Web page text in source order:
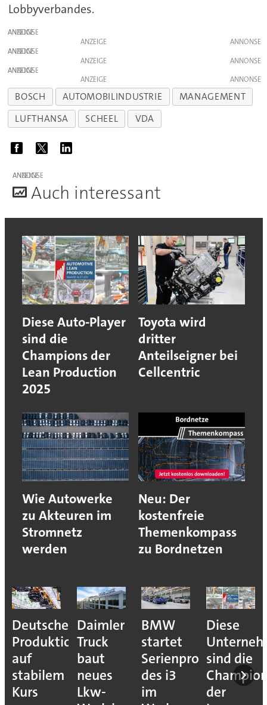
Lobbyverbandes.
ANZEIGE
ANZEIGE
ANZEIGE
ANZEIGE
ANZEIGE
ANZEIGE
BOSCH AUTOMOBILINDUSTRIE
MANAGEMENT
LUFTHANSA
SCHEEL VDA
ANZEIGE
Auch interessant
Diese Auto-Player
sind die
Champions der
Lean Production
2025
Toyota wird
dritter
Anteilseigner bei
Cellcentric
Wie Autowerke
zu Akteuren im
Stromnetz
werden
Neu: Der
kostenfreie
Themenkompass
zu Bordnetzen
Deutsche
Produktion
auf
stabilem
Kurs
Daimler
Truck
baut
neues
Lkw-
BMW
startet
Serienproduktion
des i3
im
Diese
sind die
der